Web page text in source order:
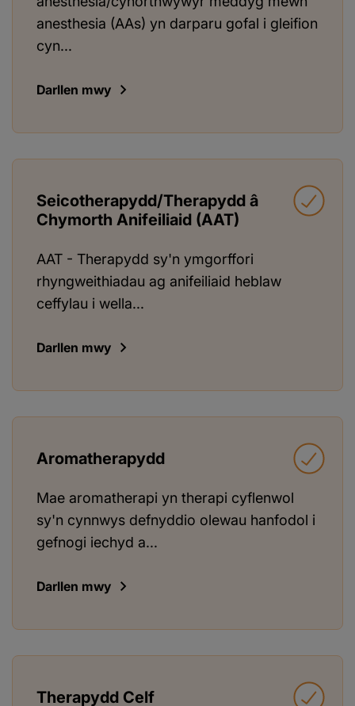
anesthesia (AAs) yn darparu gofal i gleifion
cyn...
Darllen mwy
Seicotherapydd/Therapydd â
Chymorth Anifeiliaid (AAT)
AAT - Therapydd sy'n ymgorffori
rhyngweithiadau ag anifeiliaid heblaw
ceffylau i wella...
Darllen mwy
Aromatherapydd
Mae aromatherapi yn therapi cyflenwol
sy'n cynnwys defnyddio olewau hanfodol i
gefnogi iechyd a...
Darllen mwy
Therapydd Celf